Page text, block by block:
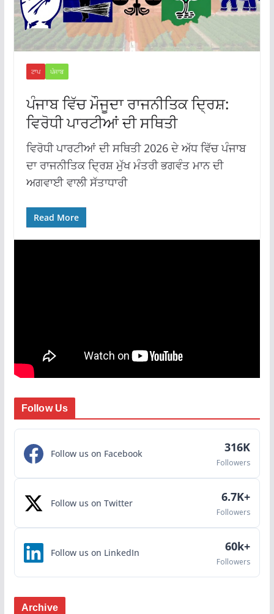
ਟਾਪ ਪੰਜਾਬ
ਪੰਜਾਬ ਵਿੱਚ ਮੌਜੂਦਾ ਰਾਜਨੀਤਿਕ ਦ੍ਰਿਸ਼:
ਵਿਰੋਧੀ ਪਾਰਟੀਆਂ ਦੀ ਸਥਿਤੀ
ਵਿਰੋਧੀ ਪਾਰਟੀਆਂ ਦੀ ਸਥਿਤੀ 2026 ਦੇ ਅੱਧ ਵਿੱਚ ਪੰਜਾਬ
ਦਾ ਰਾਜਨੀਤਿਕ ਦ੍ਰਿਸ਼ ਮੁੱਖ ਮੰਤਰੀ ਭਗਵੰਤ ਮਾਨ ਦੀ
ਅਗਵਾਈ ਵਾਲੀ ਸੱਤਾਧਾਰੀ
Read More
Follow Us
Follow us on Facebook 316K
Followers
Follow us on Twitter 6.7K+
Followers
Follow us on LinkedIn 60k+
Followers
Archive